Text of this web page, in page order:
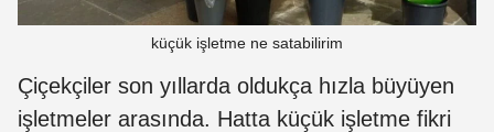
küçük işletme ne satabilirim
Çiçekçiler son yıllarda oldukça hızla büyüyen
işletmeler arasında. Hatta küçük işletme fikri